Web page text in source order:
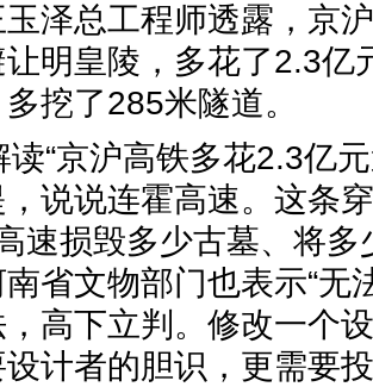
泽总工程师透露，京
明皇陵，多花了2.3亿
多挖了285米隧道。
读“京沪高铁多花2.3亿
，说说连霍高速。这条
速损毁多少古墓、将多
省文物部门也表示“无
高下立判。修改一个
计者的胆识，更需要